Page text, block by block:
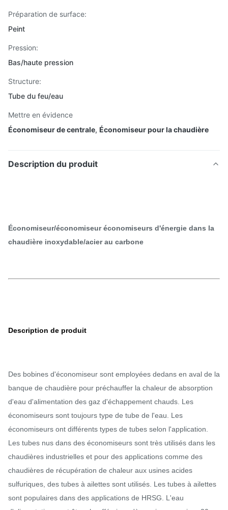
Préparation de surface:
Peint
Pression:
Bas/haute pression
Structure:
Tube du feu/eau
Mettre en évidence
Économiseur de centrale, Économiseur pour la chaudière
Description du produit
Économiseur/économiseur économiseurs d'énergie dans la
chaudière inoxydable/acier au carbone
Description de produit
Des bobines d'économiseur sont employées dedans en aval de la
banque de chaudière pour préchauffer la chaleur de absorption
d'eau d'alimentation des gaz d'échappement chauds. Les
économiseurs sont toujours type de tube de l'eau. Les
économiseurs ont différents types de tubes selon l'application.
Les tubes nus dans des économiseurs sont très utilisés dans les
chaudières industrielles et pour des applications comme des
chaudières de récupération de chaleur aux usines acides
sulfuriques, des tubes à ailettes sont utilisés. Les tubes à ailettes
sont populaires dans des applications de HRSG. L'eau